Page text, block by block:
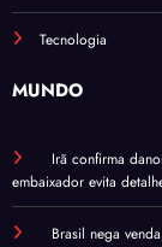
Tecnologia
MUNDO
Irã confirma
embaixador evita
Brasil nega